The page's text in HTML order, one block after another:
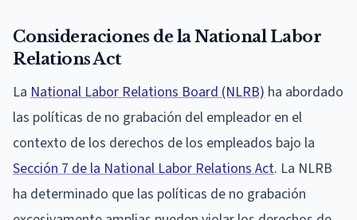
Consideraciones de la National Labor
Relations Act
La National Labor Relations Board (NLRB) ha abordado
las políticas de no grabación del empleador en el
contexto de los derechos de los empleados bajo la
Sección 7 de la National Labor Relations Act. La NLRB
ha determinado que las políticas de no grabación